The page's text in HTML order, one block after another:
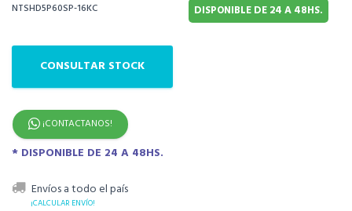
NTSHD5P60SP-16KC DISPONIBLE DE 24 A 48HS.
CONSULTAR STOCK
¡CONTACTANOS!
* DISPONIBLE DE 24 A 48HS.
Envíos a todo el país
¡CALCULAR ENVÍO!